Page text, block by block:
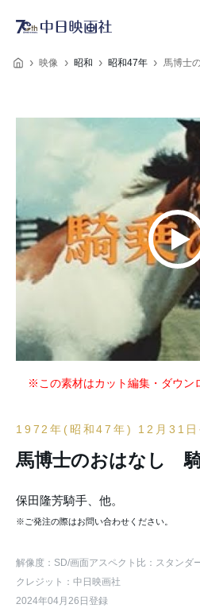
映像 昭和 昭和47年 馬博士
※この素材はカット編集・ダウン
1972年(昭和47年) 12月31日
馬博士のおはなし
保田隆芳騎手、他。
※ご発注の際はお問い合わせください。
解像度：SD/画面アスペクト比：スタンダ
クレジット：中日映画社
2024年04月26日登録